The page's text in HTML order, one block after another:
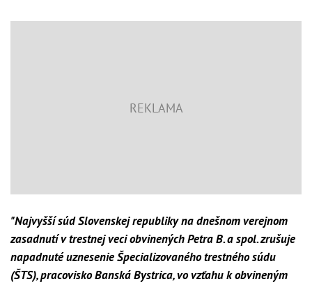
"Najvyšší súd Slovenskej republiky na dnešnom verejnom
zasadnutí v trestnej veci obvinených Petra B. a spol. zrušuje
napadnuté uznesenie Špecializovaného trestného súdu
(ŠTS), pracovisko Banská Bystrica, vo vzťahu k obvineným